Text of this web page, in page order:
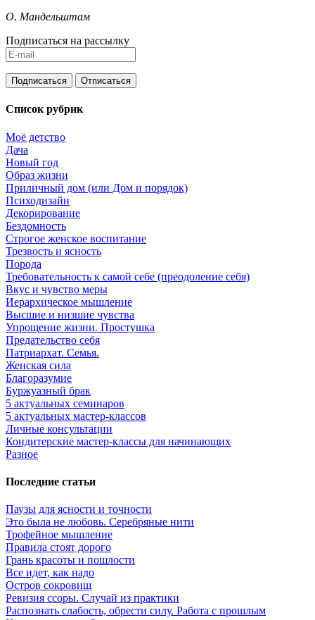
О. Мандельштам
Подписаться на рассылку
Список рубрик
Моё детство
Дача
Новый год
Образ жизни
Приличный дом (или Дом и порядок)
Психодизайн
Декорирование
Бездомность
Строгое женское воспитание
Трезвость и ясность
Порода
Требовательность к самой себе (преодоление себя)
Вкус и чувство меры
Иерархическое мышление
Высшие и низшие чувства
Упрощение жизни. Простушка
Предательство себя
Патриархат. Семья.
Женская сила
Благоразумие
Буржуазный брак
5 актуальных семинаров
5 актуальных мастер-классов
Личные консультации
Кондитерские мастер-классы для начинающих
Разное
Последние статьи
Паузы для ясности и точности
Это была не любовь. Серебряные нити
Трофейное мышление
Правила стоят дорого
Грань красоты и пошлости
Все идет, как надо
Остров сокровищ
Ревизия ссоры. Случай из практики
Распознать слабость, обрести силу. Работа с прошлым